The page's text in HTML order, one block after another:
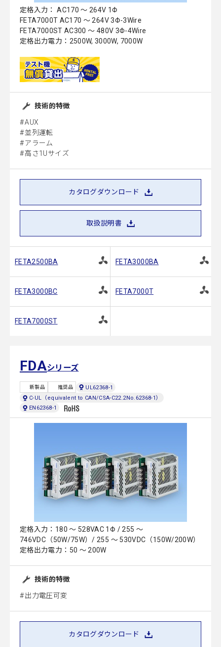
定格入力： AC170 ～ 264V 1Φ
FETA7000T AC170 ～ 264V 3Φ-3Wire
FETA7000ST AC300 ～ 480V 3Φ-4Wire
定格出力電力：2500W, 3000W, 7000W
技術的特徴
AUX
並列運転
アラーム
高さ1Uサイズ
カタログダウンロード
取扱説明書
FETA2500BA FETA3000BA
FETA3000BC FETA7000T
FETA7000ST
FDAシリーズ
新製品 推奨品
UL62368-1
C-UL（equivalent to CAN/CSA-C22.2No.62368-1）
EN62368-1
定格入力：180 ～ 528VAC 1Φ / 255 ～
746VDC（50W/75W）/ 255 ～ 530VDC（150W/200W）
定格出力電力：50 ～ 200W
技術的特徴
出力電圧可変
カタログダウンロード